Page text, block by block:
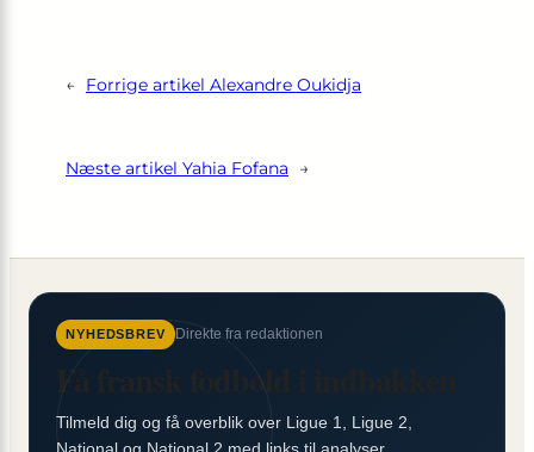
← Forrige artikel Alexandre Oukidja
Næste artikel Yahia Fofana →
NYHEDSBREV Direkte fra redaktionen
Få fransk fodbold i indbakken
Tilmeld dig og få overblik over Ligue 1, Ligue 2,